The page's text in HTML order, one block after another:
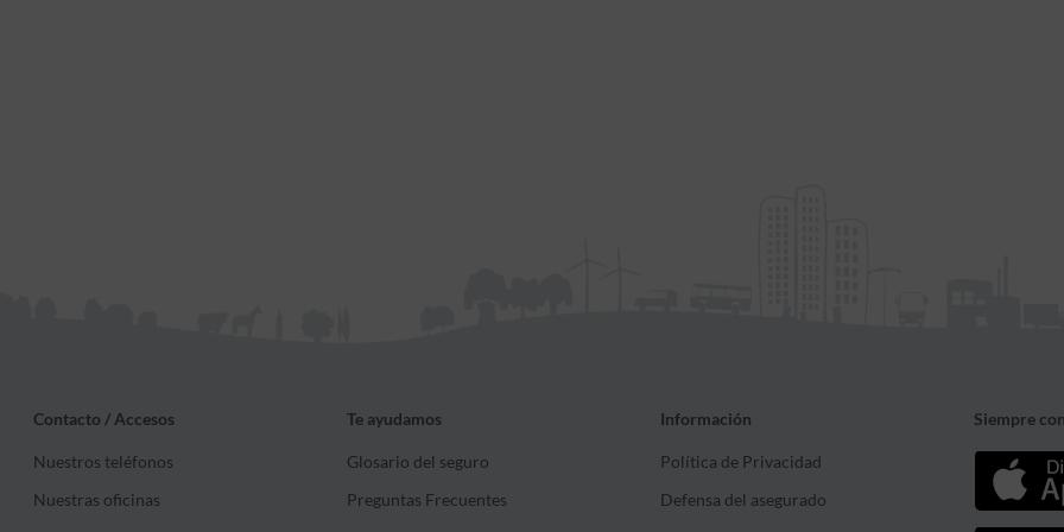
Contacto / Accesos
Nuestros teléfonos
Nuestras oficinas
Te ayudamos
Glosario del seguro
Preguntas Frecuentes
Información
Política de Privacidad
Defensa del asegurado
Siempre